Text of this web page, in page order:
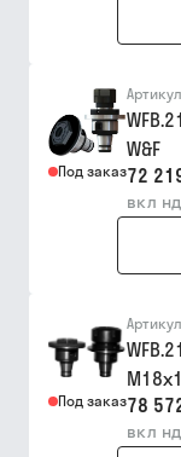
Под заказ
Артикул
W&F
72
вкл
Под заказ
Артикул
78
вкл